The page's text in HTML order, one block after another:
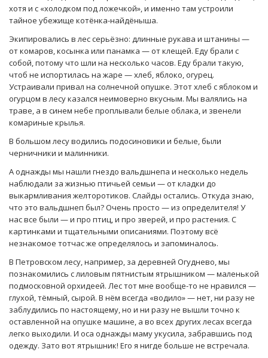
хотя и с «холодком под ложечкой», и именно там устроили
тайное убежище котёнка-найдёныша.
Экипировались в лес серьёзно: длинные рукава и штанины —
от комаров, косынка или панамка — от клещей. Еду брали с
собой, потому что шли на несколько часов. Еду брали такую,
чтоб не испортилась на жаре — хлеб, яблоко, огурец.
Устраивали привал на солнечной опушке. Этот хлеб с яблоком и
огурцом в лесу казался неимоверно вкусным. Мы валялись на
траве, а в синем небе проплывали белые облака, и звенели
комариные крылья.
В большом лесу водились подосиновики и белые, были
черничники и малинники.
А однажды мы нашли гнездо вальдшнепа и несколько недель
наблюдали за жизнью птичьей семьи — от кладки до
выкармливания желторотиков. Слайды остались. Откуда знаю,
что это вальдшнеп был? Очень просто — из определителя! У
нас все были — и про птиц, и про зверей, и про растения. С
картинками и тщательными описаниями. Поэтому всё
незнакомое тотчас же определялось и запоминалось.
В Петровском лесу, например, за деревней Огуднево, мы
познакомились с лиловым пятнистым ятрышником — маленькой
подмосковной орхидеей. Лес тот мне вообще-то не нравился —
глухой, тёмный, сырой. В нём всегда «водило» — нет, ни разу не
заблудились по настоящему, но и ни разу не вышли точно к
оставленной на опушке машине, а во всех других лесах всегда
легко выходили. И оса однажды маму укусила, забравшись под
одежду. Зато вот ятрышник! Его я нигде больше не встречала.